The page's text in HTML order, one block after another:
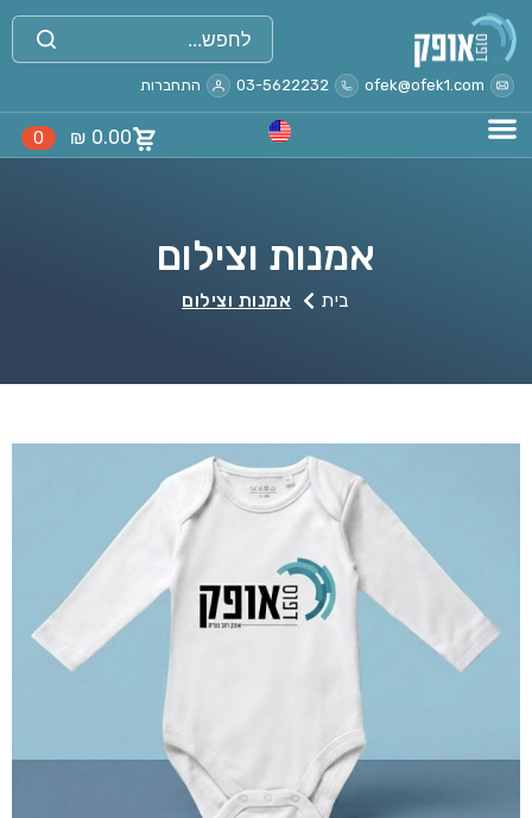
ofek@ofek1.com
03-5622232 התחברות
₪ 0.00
0
אמנות וצילום
בית אמנות וצילום